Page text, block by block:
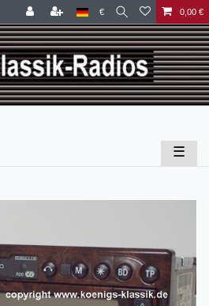
€ 0,00 €
☰